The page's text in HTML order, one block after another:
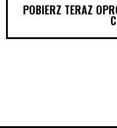
POBIERZ TERAZ